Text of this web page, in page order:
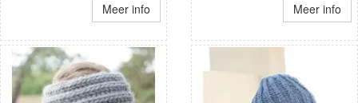
Meer info Meer info